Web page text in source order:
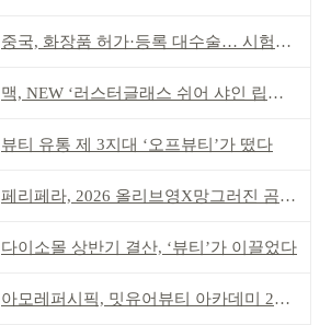
중국, 화장품 허가·등록 대수술… 시험자료 공용 허용
맥, NEW ‘러스터글래스 쉬어 샤인 립스틱’ 출시
뷰티 유통 제 3지대 ‘오프뷰티’가 떴다
페리페라, 2026 올리브영X망그러진 곰 콜라보
다이소몰 상반기 결산, ‘뷰티’가 이끌었다
아모레퍼시픽, 밋유어뷰티 아카데미 2기 발대식